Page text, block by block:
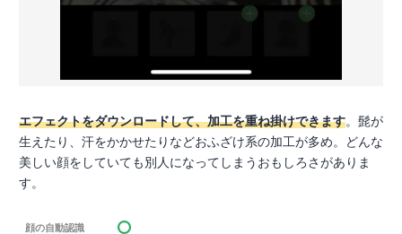
エフェクトをダウンロードして、加工を重ね掛けできます。髭が
生えたり、汗をかかせたりなどおふざけ系の加工が多め。どんな
美しい顔をしていても別人になってしまうおもしろさがありま
す。
顔の自動認識